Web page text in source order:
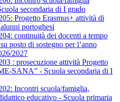
secondaria di I grado
Progetto Erasmus+ attività di
portoghesi
continuità dei docenti a tempo
posto di sostegno per l’anno
2027
: prosecuzione attività Progetto
SANA” - Scuola secondaria di I
Incontri scuola/famiglia,
educativo - Scuola primaria